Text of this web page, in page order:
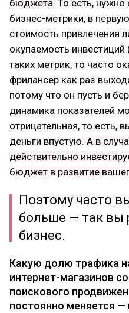
бюджета. То есть, нужно
бизнес-метрики, в
стоимость привлечения
окупаемость инвестиций
таких метрик, то часто
фрилансер как раз
потому что он пусть и
динамика показателей
отрицательная, то есть,
деньги впустую. А в
действительно
бюджет в развитие
Поэтому часто
больше — так вы
бизнес.
Какую долю трафика
интернет-магазинов
поискового
постоянно меняется